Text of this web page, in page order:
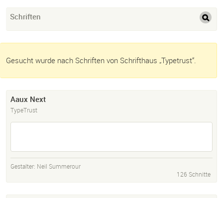
Schriften
Gesucht wurde nach Schriften von Schrifthaus „Typetrust“.
Aaux Next
TypeTrust
Gestalter: Neil Summerour
126 Schnitte